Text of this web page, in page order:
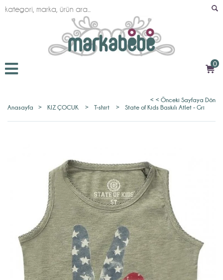
0
< < Önceki Sayfaya Dön
Anasayfa
> KIZ ÇOCUK > T-shirt > State of Kids Baskılı Atlet - Gri